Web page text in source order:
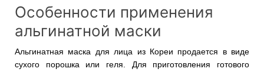
Особенности применения
альгинатной маски
Альгинатная маска для лица из Кореи продается в виде
сухого порошка или геля. Для приготовления готового